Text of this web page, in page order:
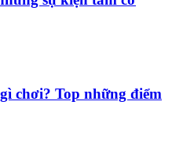
chơi? Top những điểm